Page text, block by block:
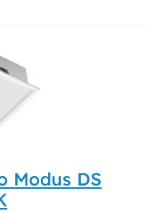
Modus DS